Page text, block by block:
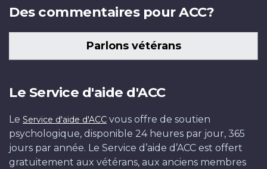
Des commentaires pour ACC?
Parlons vétérans
Le Service d'aide d'ACC
Le Service d'aide d'ACC vous offre de soutien
psychologique, disponible 24 heures par jour, 365
jours par année. Le Service d’aide d’ACC est offert
gratuitement aux vétérans, aux anciens membres